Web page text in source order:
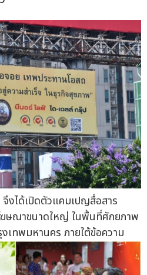
งได้เปิดตัวแคมเปญสื่อสาร
ษณาขนาดใหญ่ ในพื้นที่ศักยภาพ
ทพมหานคร ภายใต้ข้อความ